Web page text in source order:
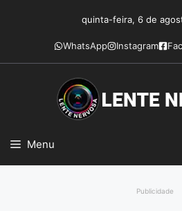
conteúdo
quinta-feira, 6 de
WhatsApp Instagram
Menu
Publicidade